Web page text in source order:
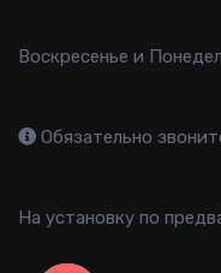
Воскресенье и
Обязательно
На установку по